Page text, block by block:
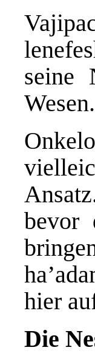
seine
Wesen.
bevor
hier
Die